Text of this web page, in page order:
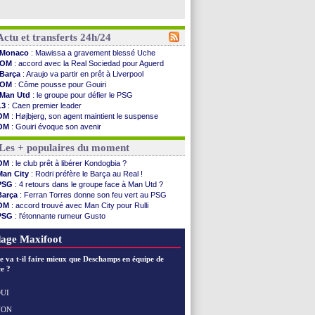
et transferts 24h/24
Monaco : Mawissa a gravement blessé Uche
OM : accord avec la Real Sociedad pour Aguerd
Barça : Araujo va partir en prêt à Liverpool
OM : Côme pousse pour Gouiri
Man Utd : le groupe pour défier le PSG
: Caen premier leader
: Højbjerg, son agent maintient le suspense
: Gouiri évoque son avenir
: le transfert d'Asllani tombe à l'eau
: 1ère utilisation du Football Video Support
: Benatia envoie une pique à Longoria
: Al-Ahli veut Pape Gueye
: la dernière saison de Fonseca ?
: un nouveau prétendant pour Højbjerg
: un gardien norvégien en approche ?
: McCourt a versé 120 M€ en 2026
: 4 retours dans le groupe face à Man Utd ...
: prison avec sursis requis contre un arbitre
: Ruggeri en route pour Aston Villa
+ populaires du moment
: le club prêt à libérer Kondogbia ?
City : Rodri préfère le Barça au Real !
: 4 retours dans le groupe face à Man Utd ?
: Ferran Torres donne son feu vert au PSG
: accord trouvé avec Man City pour Rulli
: l'étonnante rumeur Gusto
: une offre pour Bulka
Maxifoot
va t-il faire mieux que Deschamps en équipe de
?